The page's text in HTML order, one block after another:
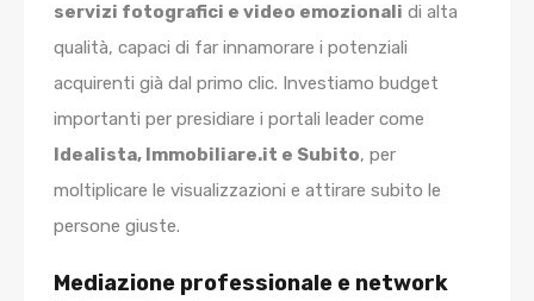
servizi fotografici e video emozionali di alta
qualità, capaci di far innamorare i potenziali
acquirenti già dal primo clic. Investiamo budget
importanti per presidiare i portali leader come
Idealista, Immobiliare.it e Subito, per
moltiplicare le visualizzazioni e attirare subito le
persone giuste.
Mediazione professionale e network